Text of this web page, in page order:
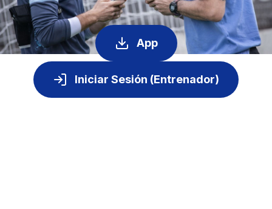
App
Iniciar Sesión (Entrenador)